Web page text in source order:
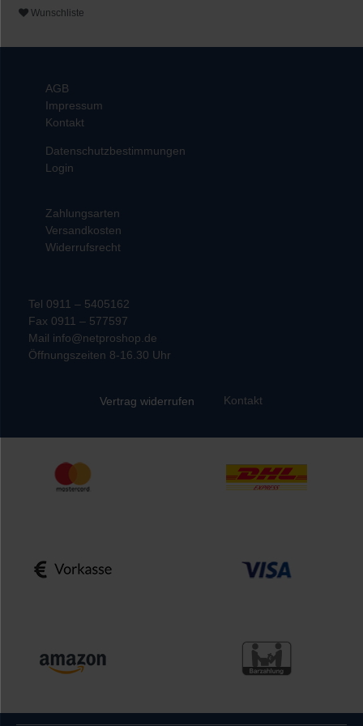
Wunschliste
AGB
Impressum
Kontakt
Datenschutzbestimmungen
Login
Zahlungsarten
Versandkosten
Widerrufsrecht
Tel 0911 – 5405162
Fax 0911 – 577597
Mail info@netproshop.de
Öffnungszeiten 8-16.30 Uhr
Vertrag widerrufen Kontakt